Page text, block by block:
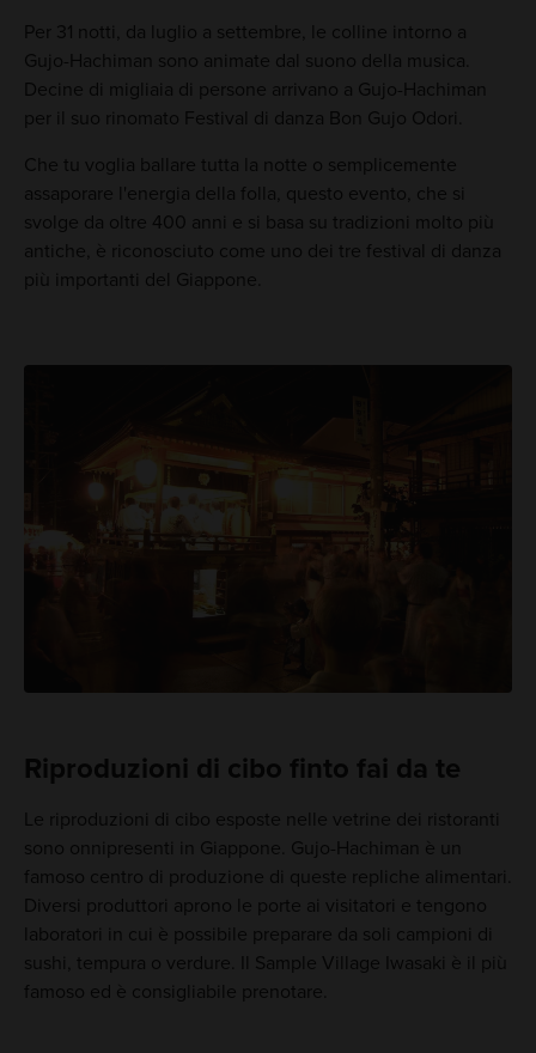
Per 31 notti, da luglio a settembre, le colline intorno a
Gujo-Hachiman sono animate dal suono della musica.
Decine di migliaia di persone arrivano a Gujo-Hachiman
per il suo rinomato Festival di danza Bon Gujo Odori.
Che tu voglia ballare tutta la notte o semplicemente
assaporare l'energia della folla, questo evento, che si
svolge da oltre 400 anni e si basa su tradizioni molto più
antiche, è riconosciuto come uno dei tre festival di danza
più importanti del Giappone.
Riproduzioni di cibo finto fai da te
Le riproduzioni di cibo esposte nelle vetrine dei ristoranti
sono onnipresenti in Giappone. Gujo-Hachiman è un
famoso centro di produzione di queste repliche alimentari.
Diversi produttori aprono le porte ai visitatori e tengono
laboratori in cui è possibile preparare da soli campioni di
sushi, tempura o verdure. Il Sample Village Iwasaki è il più
famoso ed è consigliabile prenotare.